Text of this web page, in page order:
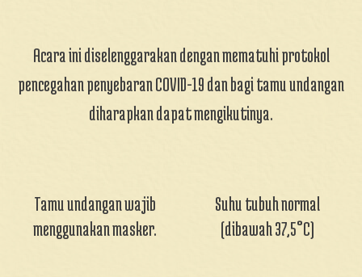
Acara ini diselenggarakan dengan mematuhi protokol
pencegahan penyebaran COVID-19 dan bagi tamu undangan
diharapkan dapat mengikutinya.
Tamu undangan wajib
menggunakan masker.
Suhu tubuh normal
(dibawah 37,5°C)